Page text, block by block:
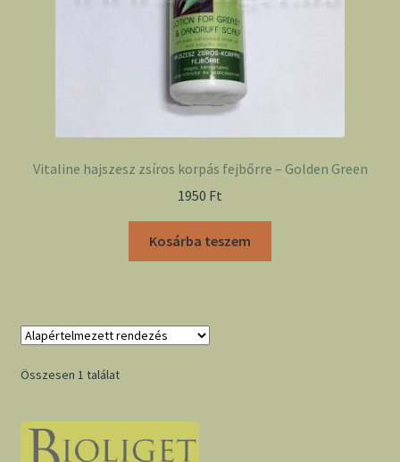
Vitaline hajszesz zsíros korpás fejbőrre – Golden Green
1950 Ft
Kosárba teszem
Összesen 1 találat